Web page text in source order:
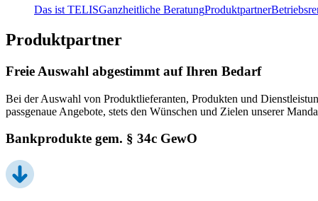
Das ist TELISGanzheitliche BeratungProduktpartner
Produktpartner
Freie Auswahl abgestimmt auf Ihren Bedarf
Bei der Auswahl von Produktlieferanten, Produkten und
passgenaue Angebote, stets den Wünschen und Zielen unserer
Bankprodukte gem. § 34c GewO